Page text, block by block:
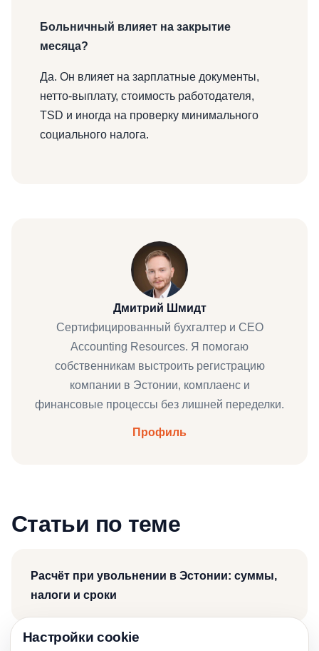
Больничный влияет на закрытие
месяца?
Да. Он влияет на зарплатные документы,
нетто-выплату, стоимость работодателя,
TSD и иногда на проверку минимального
социального налога.
Дмитрий Шмидт
Сертифицированный бухгалтер и CEO
Accounting Resources. Я помогаю
собственникам выстроить регистрацию
компании в Эстонии, комплаенс и
финансовые процессы без лишней переделки.
Профиль
Статьи по теме
Расчёт при увольнении в Эстонии: суммы,
налоги и сроки
Настройки cookie